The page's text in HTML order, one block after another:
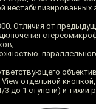
нестабилизированных
Отличия от
отдельной
до 1 ступени) и тихий